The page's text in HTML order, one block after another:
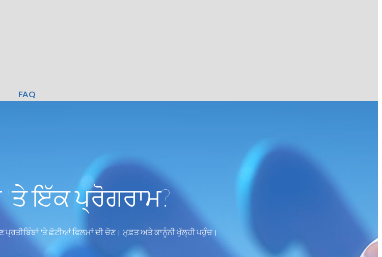
FAQ
'ਤੇ ਇੱਕ ਪ੍ਰੋਗਰਾਮ?
ਪ੍ਰਤੀਬਿੰਬਾਂ 'ਤੇ ਛੋਟੀਆਂ ਫਿਲਮਾਂ ਦੀ ਚੋਣ। ਮੁਫ਼ਤ ਅਤੇ ਕਾਨੂੰਨੀ ਖੁੱਲ੍ਹੀ ਪਹੁੰਚ।